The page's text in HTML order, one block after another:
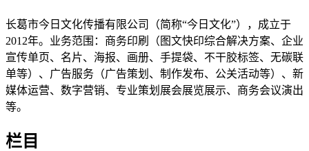
长葛市今日文化传播有限公司（简称“今日文化”），成立于
2012年。业务范围：商务印刷（图文快印综合解决方案、企业
宣传单页、名片、海报、画册、手提袋、不干胶标签、无碳联
单等）、广告服务（广告策划、制作发布、公关活动等）、新
媒体运营、数字营销、专业策划展会展览展示、商务会议演出
等。
栏目